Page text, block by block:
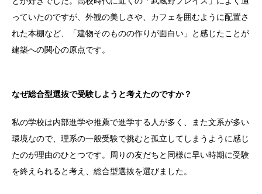
っていたのですが、外観の美しさや、カフェを囲むように配置さ
れた本棚など、「建物そのものの作りが面白い」と感じたことが
建築への関心の原点です。
なぜ総合型選抜で受験しようと考えたのですか？
私の学校は内部進学や推薦で進学する人が多く、また文系が多い
環境なので、理系の一般受験で挑むと孤立してしまうように感じ
たのが理由のひとつです。周りの友だちと同様に早い時期に受験
を終えられると考え、総合型選抜を選びました。